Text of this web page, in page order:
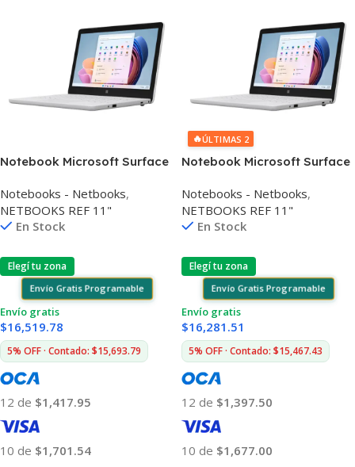
Notebook Microsoft Surface
Pro
Notebooks - Netbooks,
NETBOOKS REF 11"
En Stock
Elegí tu zona
Envío Gratis Programable
Envío gratis
$16,519.78
5% OFF · Contado: $15,693.79
12 de $1,417.95
10 de $1,701.54
🔥ÚLTIMAS 2
Notebook Microsoft Surface
Notebooks - Netbooks,
NETBOOKS REF 11"
En Stock
Elegí tu zona
Envío Gratis Programable
Envío gratis
$16,281.51
5% OFF · Contado: $15,467.43
12 de $1,397.50
10 de $1,677.00